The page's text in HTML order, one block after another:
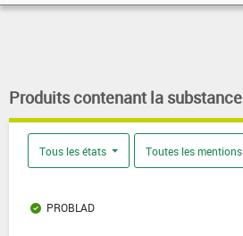
Produits contenant la substance
Tous les états Toutes les mentions
PROBLAD